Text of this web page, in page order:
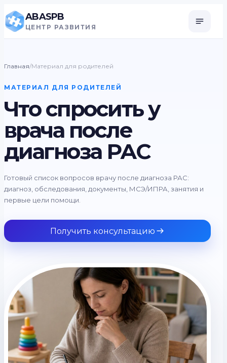
ABASPB
ЦЕНТР РАЗВИТИЯ
Главная/Материал для родителей
МАТЕРИАЛ ДЛЯ РОДИТЕЛЕЙ
Что спросить у
врача после
диагноза РАС
Готовый список вопросов врачу после диагноза РАС:
диагноз, обследования, документы, МСЭ/ИПРА, занятия и
первые цели помощи.
Получить консультацию